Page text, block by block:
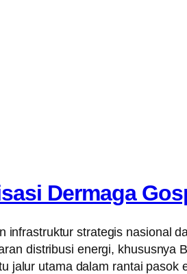
Dermaga
infrastruktur strategis nasional
distribusi energi,
jalur utama dalam rantai